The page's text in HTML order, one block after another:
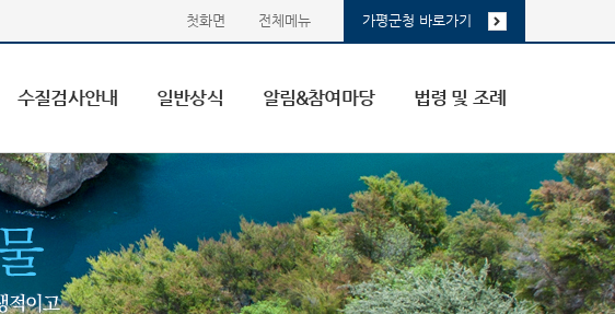
첫화면 전체메뉴 가평군청 바로가기
수질검사안내 일반상식 알림&참여마당 법령 및 조례